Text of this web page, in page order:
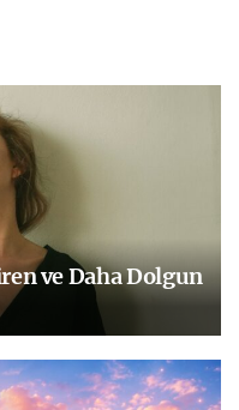
ve Daha Dolgun